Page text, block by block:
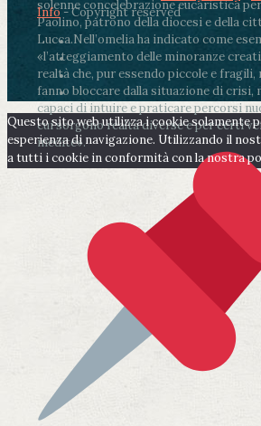
solenne concelebrazione eucaristica
Paolino, patrono della diocesi e della
Lucca.Nell’omelia ha indicato come
«l’atteggiamento delle minoranze
realtà che, pur essendo piccole e fragili,
fanno bloccare dalla situazione di crisi,
capaci di intuire e praticare percorsi
cui sorgono realtà diverse e per certi
inedite».
Info- Copyright reserved
Questo sito web utilizza i cookie solamente
esperienza di navigazione. Utilizzando il
a tutti i cookie in conformità con la nostra